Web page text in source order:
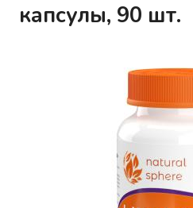
капсулы, 90 шт.